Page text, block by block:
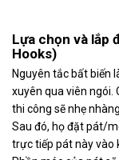
Lựa chọn và lắp
Hooks)
Nguyên tắc bất biến
xuyên qua viên ngói.
thi công sẽ nhẹ
Sau đó, họ đặt pát/
trực tiếp pát này vào